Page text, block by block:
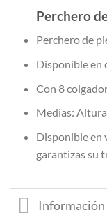
Perchero
Perchero de
Disponible en
Con 8
Medias:
Disponible en
garantizas su
Información